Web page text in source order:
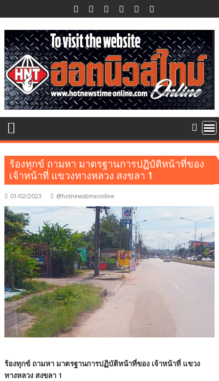
to
content
ร้องทุกข์ ถามหา มาตรฐานการปฏิบัติหน้าที่ของ
เจ้าหน้าที่ แขวงทางหลวง สงขลา 1
01/02/2023 @hotnewstimeonline
ร้องทุกข์ ถามหา มาตรฐานการปฏิบัติหน้าที่ของ เจ้าหน้าที่ แขวง
ทางหลวง สงขลา 1